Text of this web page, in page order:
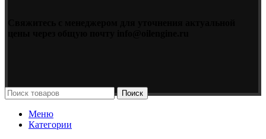
Поиск
Меню
Категории